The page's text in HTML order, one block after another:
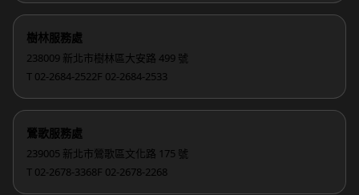
樹林服務處
238009 新北市樹林區大安路 499 號
T 02-2684-2522F 02-2684-2533
鶯歌服務處
239005 新北市鶯歌區文化路 175 號
T 02-2678-3368F 02-2678-2268